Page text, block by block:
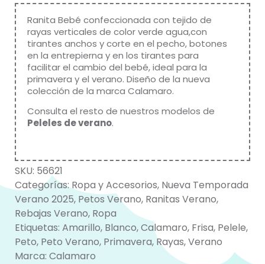
Ranita Bebé confeccionada con tejido de
rayas verticales de color verde agua,con
tirantes anchos y corte en el pecho, botones
en la entrepierna y en los tirantes para
facilitar el cambio del bebé, ideal para la
primavera y el verano. Diseño de la nueva
colección de la marca Calamaro.
Consulta el resto de nuestros modelos de
Peleles de verano.
SKU: 56621
Categorías:Ropa y Accesorios, Nueva Temporada
Verano 2025, Petos Verano, Ranitas Verano,
Rebajas Verano, Ropa
Etiquetas: Amarillo, Blanco,Calamaro, Frisa, Pelele,
Peto, Peto Verano, Primavera, Rayas,Verano
Marca: Calamaro